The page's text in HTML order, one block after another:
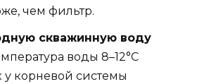
чем фильтр.
скважинную воду
воды 8–12°C
у корневой системы